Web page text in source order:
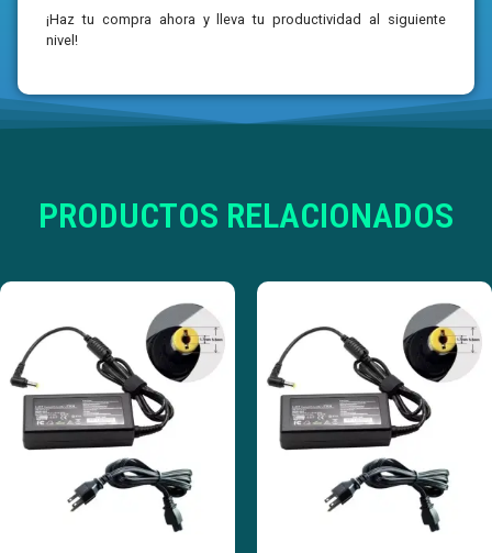
¡Haz tu compra ahora y lleva tu productividad al siguiente
nivel!
PRODUCTOS RELACIONADOS